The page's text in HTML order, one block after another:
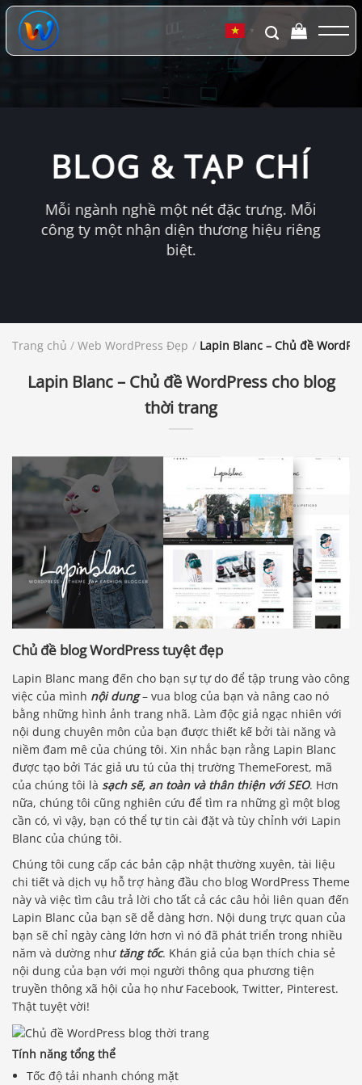
Chuyển
đến
dung
▼
BLOG & TẠP CHÍ
Mỗi ngành nghề một nét đặc trưng. Mỗi
công ty một nhận diện thương hiệu riêng
biệt.
Trang chủ / Web WordPress Đẹp / Lapin Blanc – Chủ đề
Lapin Blanc – Chủ đề WordPress cho blog
thời trang
Chủ đề blog WordPress tuyệt đẹp
Lapin Blanc mang đến cho bạn sự tự do để tập trung vào công
việc của mình nội dung– vua blog của bạn và nâng cao nó
bằng những hình ảnh trang nhã. Làm độc giả ngạc nhiên với
nội dung chuyên môn của bạn được thiết kế bởi tài năng và
niềm đam mê của chúng tôi. Xin nhắc bạn rằng Lapin Blanc
được tạo bởi Tác giả ưu tú của thị trường ThemeForest, mã
của chúng tôi là sạch sẽ, an toàn và thân thiện với SEO. Hơn
nữa, chúng tôi cũng nghiên cứu để tìm ra những gì một blog
cần có, vì vậy, bạn có thể tự tin cài đặt và tùy chỉnh với Lapin
Blanc của chúng tôi.
Chúng tôi cung cấp các bản cập nhật thường xuyên, tài liệu
chi tiết và dịch vụ hỗ trợ hàng đầu cho blog WordPress Theme
này và việc tìm câu trả lời cho tất cả các câu hỏi liên quan đến
Lapin Blanc của bạn sẽ dễ dàng hơn. Nội dung trực quan của
bạn sẽ chỉ ngày càng lớn hơn vì nó đã phát triển trong nhiều
năm và dường như tăng tốc. Khán giả của bạn thích chia sẻ
nội dung của bạn với mọi người thông qua phương tiện
truyền thông xã hội của họ như Facebook, Twitter, Pinterest.
Thật tuyệt vời!
Tính năng tổng thể
Tốc độ tải nhanh chóng mặt